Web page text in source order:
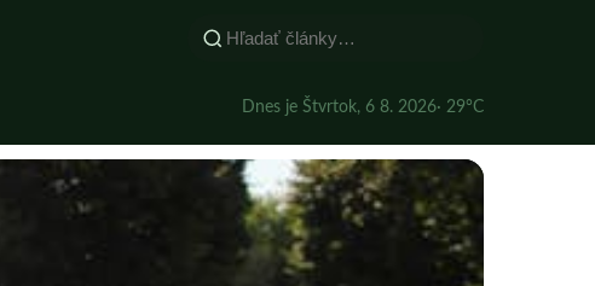
Dnes je Štvrtok, 6 8. 2026· 29°C